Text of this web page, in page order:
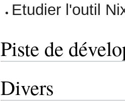
Etudier l'outil
Piste de
Divers